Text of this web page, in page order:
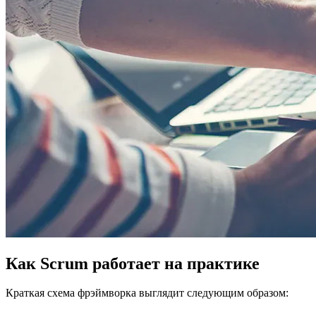
Как Scrum работает на практике
Краткая схема фрэймворка выглядит следующим образом: